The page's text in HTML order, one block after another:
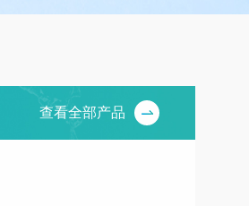
查看全部产品